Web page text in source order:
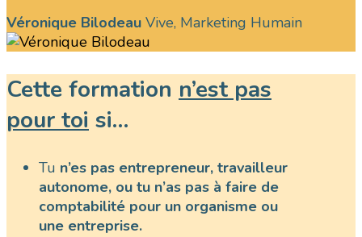
Véronique Bilodeau Vive, Marketing Humain
Cette formation n’est pas
pour toi si…
Tu n’es pas entrepreneur, travailleur
autonome, ou tu n’as pas à faire de
comptabilité pour un organisme ou
une entreprise.